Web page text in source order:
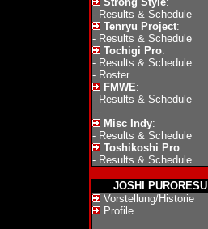
- Results & Schedule
Tenryu Project:
- Results & Schedule
Tochigi Pro:
- Results & Schedule
- Roster
FMWE:
- Results & Schedule
---
Misc Indy:
- Results & Schedule
Toshikoshi Pro:
- Results & Schedule
JOSHI PURORESU
Vorstellung/Historie
Profile